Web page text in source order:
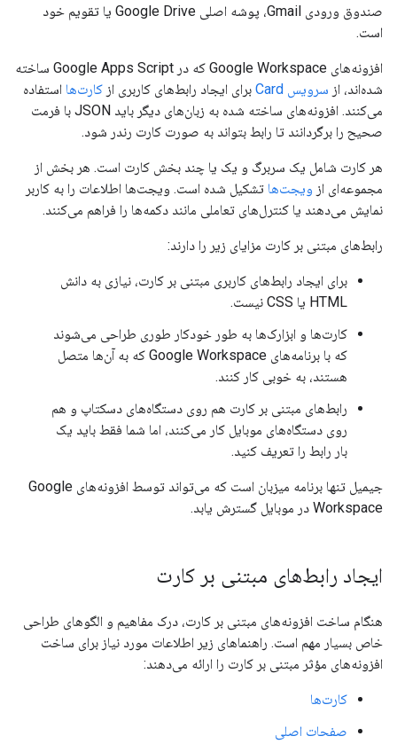
صندوق ورودی Gmail، پوشه اصلی Google Drive یا تقویم خود
است.
افزونه‌های Google Workspace که در Google Apps Script ساخته
شده‌اند، از سرویس Card برای ایجاد رابط‌های کاربری از کارت‌ها استفاده
می‌کنند. افزونه‌های ساخته شده به زبان‌های دیگر باید JSON با فرمت
صحیح را برگردانند تا رابط بتواند به صورت کارت رندر شود.
هر کارت شامل یک سربرگ و یک یا چند بخش کارت است. هر بخش از
مجموعه‌ای از ویجت‌ها تشکیل شده است. ویجت‌ها اطلاعات را به کاربر
نمایش می‌دهند یا کنترل‌های تعاملی مانند دکمه‌ها را فراهم می‌کنند.
رابط‌های مبتنی بر کارت مزایای زیر را دارند:
برای ایجاد رابط‌های کاربری مبتنی بر کارت، نیازی به دانش
HTML یا CSS نیست.
کارت‌ها و ابزارک‌ها به طور خودکار طوری طراحی می‌شوند
که با برنامه‌های Google Workspace که به آن‌ها متصل
هستند، به خوبی کار کنند.
رابط‌های مبتنی بر کارت هم روی دستگاه‌های دسکتاپ و هم
روی دستگاه‌های موبایل کار می‌کنند، اما شما فقط باید یک
بار رابط را تعریف کنید.
جیمیل تنها برنامه میزبان است که می‌تواند توسط افزونه‌های Google
Workspace در موبایل گسترش یابد.
ایجاد رابط‌های مبتنی بر کارت
هنگام ساخت افزونه‌های مبتنی بر کارت، درک مفاهیم و الگوهای طراحی
خاص بسیار مهم است. راهنماهای زیر اطلاعات مورد نیاز برای ساخت
افزونه‌های مؤثر مبتنی بر کارت را ارائه می‌دهند:
کارت‌ها
صفحات اصلی